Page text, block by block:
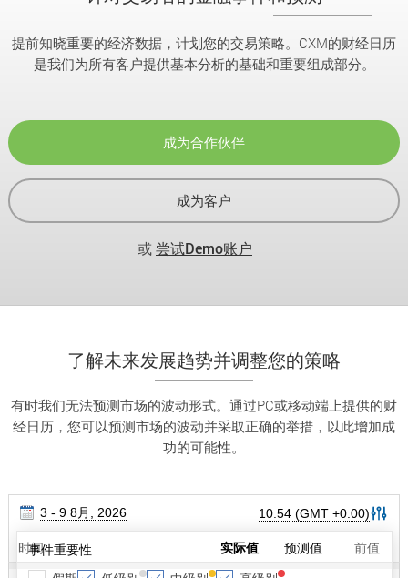
提前知晓重要的经济数据，计划您的交易策略。CXM的财经日历
是我们为所有客户提供基本分析的基础和重要组成部分。
成为合作伙伴
成为客户
或尝试Demo账户
了解未来发展趋势并调整您的策略
有时我们无法预测市场的波动形式。通过PC或移动端上提供的财
经日历，您可以预测市场的波动并采取正确的举措，以此增加成
功的可能性。